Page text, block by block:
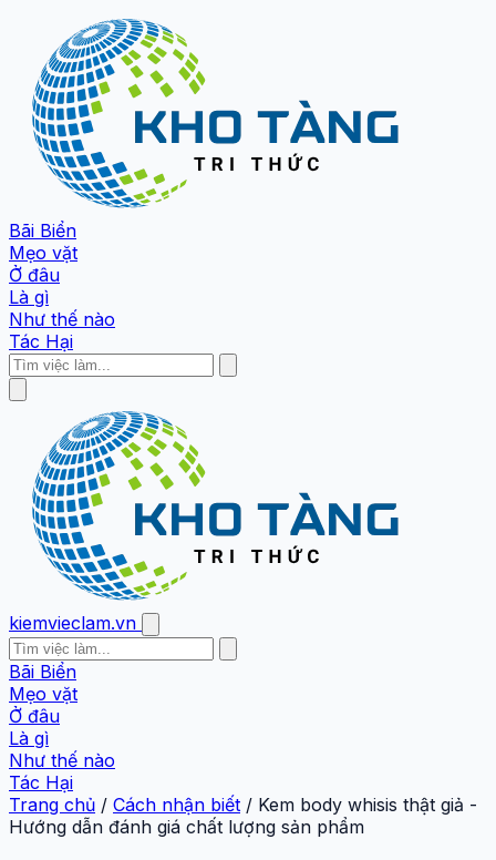
Bãi Biển
Mẹo vặt
Ở đâu
Là gì
Như thế nào
Tác Hại
kiemvieclam.vn
Bãi Biển
Mẹo vặt
Ở đâu
Là gì
Như thế nào
Tác Hại
Trang chủ / Cách nhận biết / Kem body whisis thật giả -
Hướng dẫn đánh giá chất lượng sản phẩm